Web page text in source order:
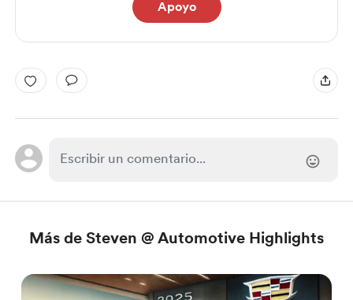
Apoyo
Más de Steven @ Automotive Highlights